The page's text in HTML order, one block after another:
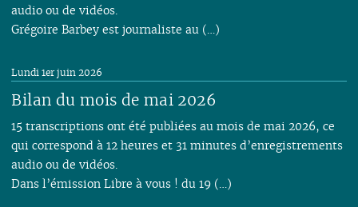
audio ou de vidéos.
Grégoire Barbey est journaliste au (…)
Bilan du mois de mai 2026
Lundi 1er juin 2026
15 transcriptions ont été publiées au mois de mai 2026, ce
qui correspond à 12 heures et 31 minutes d’enregistrements
audio ou de vidéos.
Dans l’émission Libre à vous ! du 19 (…)